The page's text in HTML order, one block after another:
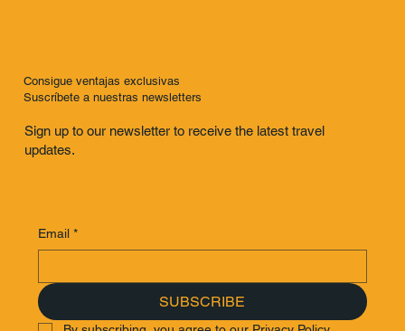
Consigue ventajas exclusivas
Suscríbete a nuestras newsletters
Sign up to our newsletter to receive the latest travel
updates.
Email *
SUBSCRIBE